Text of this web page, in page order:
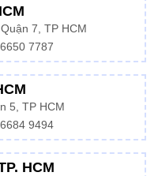
7, TP HCM
7787
5, TP HCM
9494
HCM